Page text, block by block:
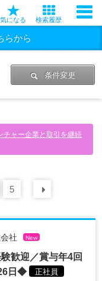
気になる 検索履歴
らから
条件変更
チャー企業と取引を継続
5
社 New
歓迎／賞与年4回
日◆
正社員